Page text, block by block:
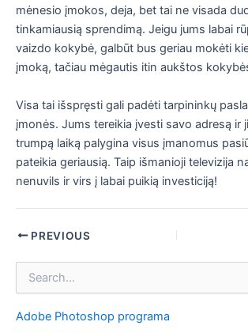
mėnesio įmokos, deja, bet tai ne visada
tinkamiausią sprendimą. Jeigu jums labai
vaizdo kokybė, galbūt bus geriau mokėti
įmoką, tačiau mėgautis itin aukštos
Visa tai išspręsti gali padėti tarpininkų
įmonės. Jums tereikia įvesti savo adresą ir
trumpą laiką palygina visus įmanomus
pateikia geriausią. Taip išmanioji televizija
nenuvils ir virs į labai puikią investiciją!
PostPREVIOUS
k
Adobe Photoshop programa